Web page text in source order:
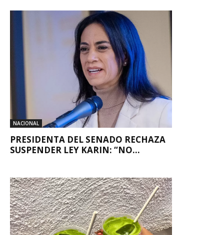
NACIONAL
PRESIDENTA DEL SENADO RECHAZA
SUSPENDER LEY KARIN: “NO...